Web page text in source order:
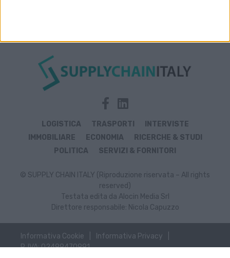
LOGISTICA TRASPORTI
INTERVISTE
IMMOBILIARE
ECONOMIA
RICERCHE & STUDI
POLITICA
SERVIZI & FORNITORI
© SUPPLY CHAIN ITALY (Riproduzione riservata – All rights
reserved)
Testata edita da Alocin Media Srl
Direttore responsabile: Nicola Capuzzo
Informativa Cookie
Informativa Privacy
P. IVA: 02499470991